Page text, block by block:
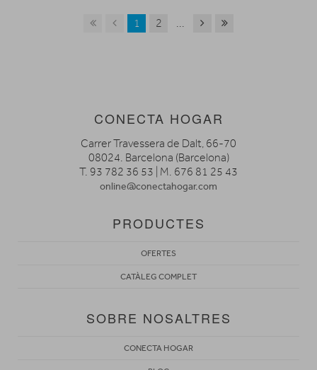
1 2 ...
CONECTA HOGAR
Carrer Travessera de Dalt, 66-70
08024. Barcelona (Barcelona)
T. 93 782 36 53 | M. 676 81 25 43
online@conectahogar.com
PRODUCTES
OFERTES
CATÀLEG COMPLET
SOBRE NOSALTRES
CONECTA HOGAR